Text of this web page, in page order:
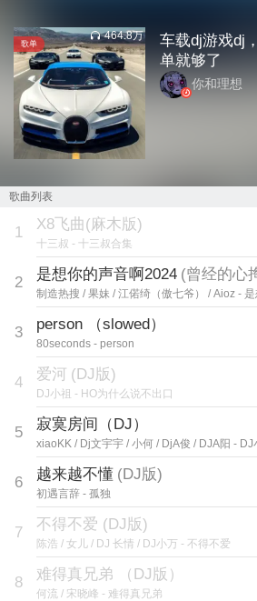
歌单
464.8万
车载dj游戏dj
单就够了
你和理想
歌曲列表
1 X8飞曲(麻木版)
十三叔 - 十三叔合集
2 是想你的声音啊2024 (曾经的心掏空
制造热搜 / 果妹 / 江偌绮（傲七爷） / Aioz - 是
3 person （slowed）
80seconds - person
4 爱河 (DJ版)
DJ小祖 - HO为什么说不出口
5 寂寞房间（DJ）
xiaoKK / Dj文宇宇 / 小何 / DjA俊 / DJA阳 - DJ
6 越来越不懂 (DJ版)
初遇言辞 - 孤独
7 不得不爱 (DJ版)
陈浩 / 女儿 / DJ 长情 / DJ小万 - 不得不爱
8 难得真兄弟 （DJ版）
何流 / 宋晓峰 - 难得真兄弟